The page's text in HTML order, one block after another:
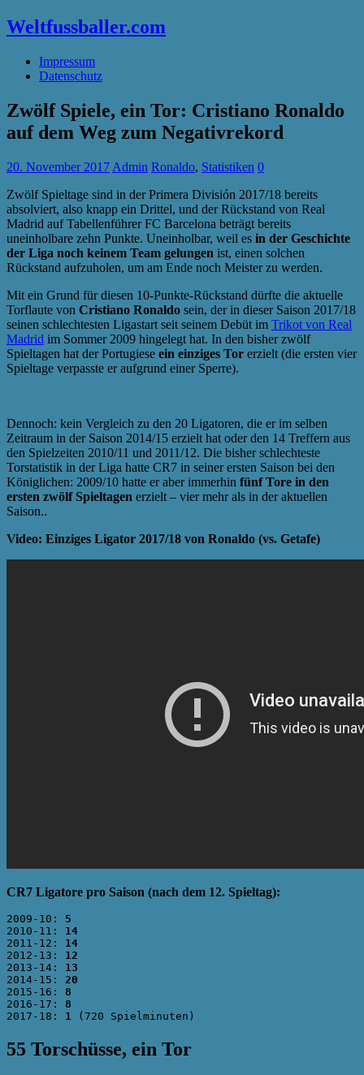
Weltfussballer.com
Impressum
Datenschutz
Zwölf Spiele, ein Tor: Cristiano Ronaldo
auf dem Weg zum Negativrekord
20. November 2017 Admin Ronaldo, Statistiken 0
Zwölf Spieltage sind in der Primera División 2017/18 bereits
absolviert, also knapp ein Drittel, und der Rückstand von Real
Madrid auf Tabellenführer FC Barcelona beträgt bereits
uneinholbare zehn Punkte. Uneinholbar, weil es in der Geschichte
der Liga noch keinem Team gelungen ist, einen solchen
Rückstand aufzuholen, um am Ende noch Meister zu werden.
Mit ein Grund für diesen 10-Punkte-Rückstand dürfte die aktuelle
Torflaute von Cristiano Ronaldo sein, der in dieser Saison 2017/18
seinen schlechtesten Ligastart seit seinem Debüt im Trikot von Real
Madrid im Sommer 2009 hingelegt hat. In den bisher zwölf
Spieltagen hat der Portugiese ein einziges Tor erzielt (die ersten vier
Spieltage verpasste er aufgrund einer Sperre).
Dennoch: kein Vergleich zu den 20 Ligatoren, die er im selben
Zeitraum in der Saison 2014/15 erzielt hat oder den 14 Treffern aus
den Spielzeiten 2010/11 und 2011/12. Die bisher schlechteste
Torstatistik in der Liga hatte CR7 in seiner ersten Saison bei den
Königlichen: 2009/10 hatte er aber immerhin fünf Tore in den
ersten zwölf Spieltagen erzielt – vier mehr als in der aktuellen
Saison..
Video: Einziges Ligator 2017/18 von Ronaldo (vs. Getafe)
CR7 Ligatore pro Saison (nach dem 12. Spieltag):
2009-10: 5
2010-11: 14
2011-12: 14
2012-13: 12
2013-14: 13
2014-15: 20
2015-16: 8
2016-17: 8
2017-18: 1
55 Torschüsse, ein Tor